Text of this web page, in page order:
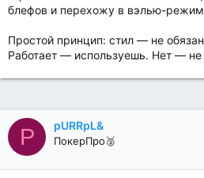
блефов и перехожу в вэлью-
Простой принцип: стил — не
Работает — используешь. Нет — не
P pURRpL&
ПокерПро🥈